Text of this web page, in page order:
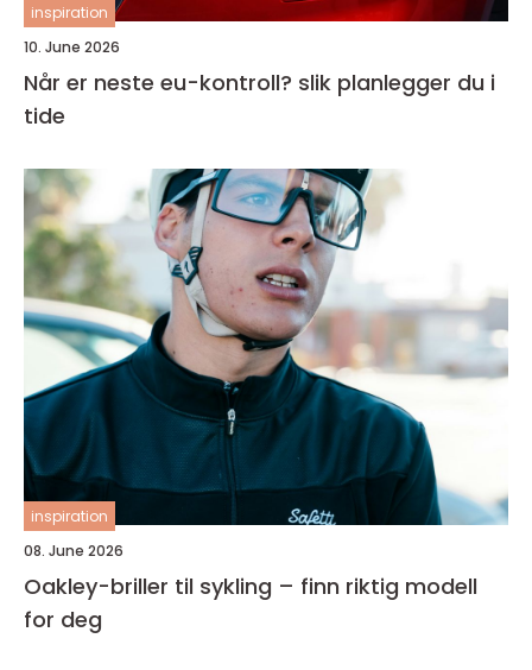
inspiration
10. June 2026
Når er neste eu-kontroll? slik planlegger du i
tide
inspiration
08. June 2026
Oakley-briller til sykling – finn riktig modell
for deg